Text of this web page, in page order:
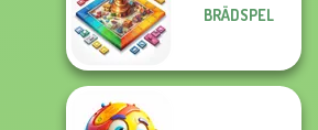
BRÄDSPEL